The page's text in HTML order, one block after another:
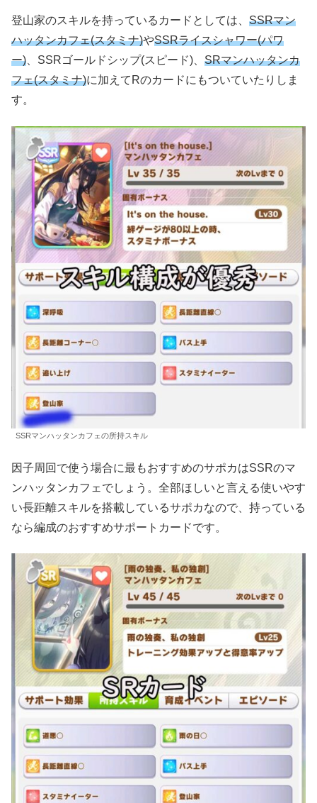
登山家のスキルを持っているカードとしては、 SSRマン
ハッタンカフェ(スタミナ)やSSRライスシャワー(パワ
ー) 、SSRゴールドシップ(スピード)、 SRマンハッタンカ
フェ(スタミナ)に加えてRのカードにもついていたりしま
す。
SSRマンハッタンカフェの所持スキル
因子周回で使う場合に最もおすすめのサポカはSSRのマ
ンハッタンカフェでしょう。全部ほしいと言える使いやす
い長距離スキルを搭載しているサポカなので、持っている
なら編成のおすすめサポートカードです。